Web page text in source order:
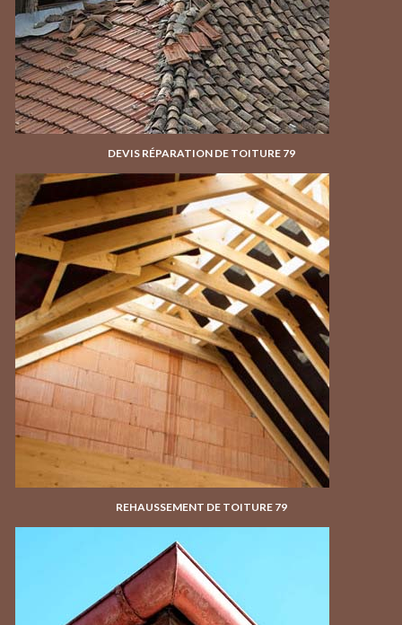
DEVIS RÉPARATION DE TOITURE 79
REHAUSSEMENT DE TOITURE 79